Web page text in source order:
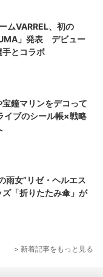
ムVARREL、初の
」発表 デビュー
手とコラボ
鐘マリンをデコって
イブのシール帳×戦略
雨女”リゼ・ヘルエス
ズ「折りたたみ傘」が
> 新着記事をもっと見る